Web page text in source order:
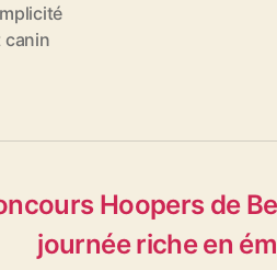
Hoopers de
journée riche en